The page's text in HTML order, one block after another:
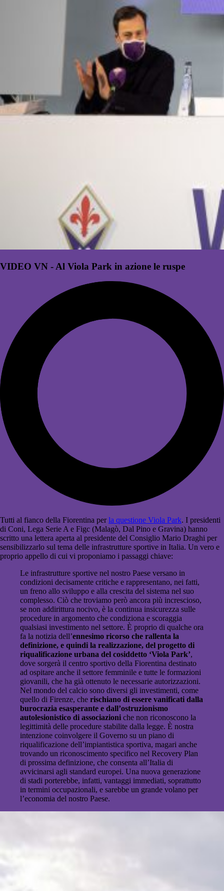
VIDEO VN - Al Viola Park in azione le ruspe
Tutti al fianco della Fiorentina perla questione Viola Park. I presidenti
di Coni, Lega Serie A e Figc (Malagò, Dal Pino e Gravina) hanno
scritto una lettera aperta al presidente del Consiglio Mario Draghi per
sensibilizzarlo sul tema delle infrastrutture sportive in Italia. Un vero e
proprio appello di cui vi proponiamo i passaggi chiave:
Le infrastrutture sportive nel nostro Paese versano in
condizioni decisamente critiche e rappresentano, nei fatti,
un freno allo sviluppo e alla crescita del sistema nel suo
complesso. Ciò che troviamo però ancora più increscioso,
se non addirittura nocivo, è la continua insicurezza sulle
procedure in argomento che condiziona e scoraggia
qualsiasi investimento nel settore. È proprio di qualche ora
fa la notizia dell’ennesimo ricorso che rallenta la
definizione, e quindi la realizzazione, del progetto di
riqualificazione urbana del cosiddetto ‘Viola Park’,
dove sorgerà il centro sportivo della Fiorentina destinato
ad ospitare anche il settore femminile e tutte le formazioni
giovanili, che ha già ottenuto le necessarie autorizzazioni.
Nel mondo del calcio sono diversi gli investimenti, come
quello di Firenze, che rischiano di essere vanificati dalla
burocrazia esasperante e dall’ostruzionismo
autolesionistico di associazioni che non riconoscono la
legittimità delle procedure stabilite dalla legge. È nostra
intenzione coinvolgere il Governo su un piano di
riqualificazione dell’impiantistica sportiva, magari anche
trovando un riconoscimento specifico nel Recovery Plan
di prossima definizione, che consenta all’Italia di
avvicinarsi agli standard europei. Una nuova generazione
di stadi porterebbe, infatti, vantaggi immediati, soprattutto
in termini occupazionali, e sarebbe un grande volano per
l’economia del nostro Paese.